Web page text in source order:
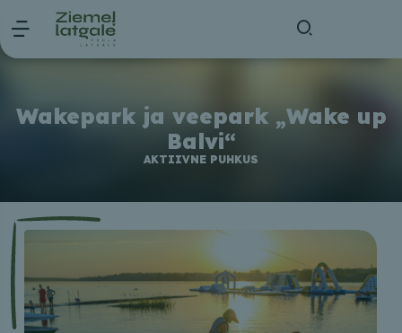
Wakepark ja veepark „Wake up
Balvi“
AKTIIVNE PUHKUS